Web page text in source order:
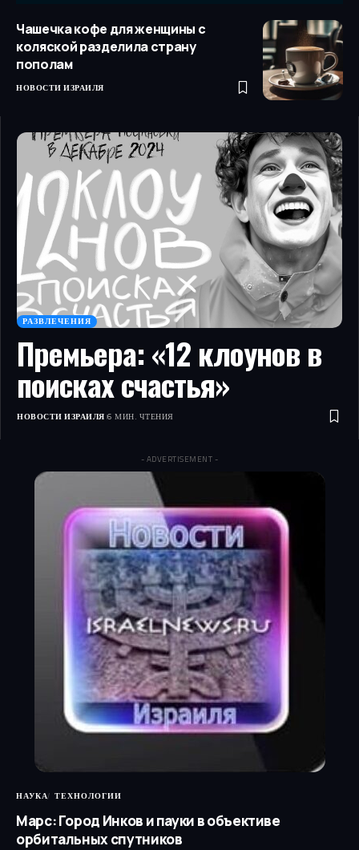
Чашечка кофе для женщины с
коляской разделила страну
пополам
НОВОСТИ ИЗРАИЛЯ
РАЗВЛЕЧЕНИЯ
Премьера: «12 клоунов в
поисках счастья»
НОВОСТИ ИЗРАИЛЯ 6 МИН. ЧТЕНИЯ
- ADVERTISEMENT -
НАУКА ТЕХНОЛОГИИ
Марс: Город Инков и пауки в объективе
орбитальных спутников